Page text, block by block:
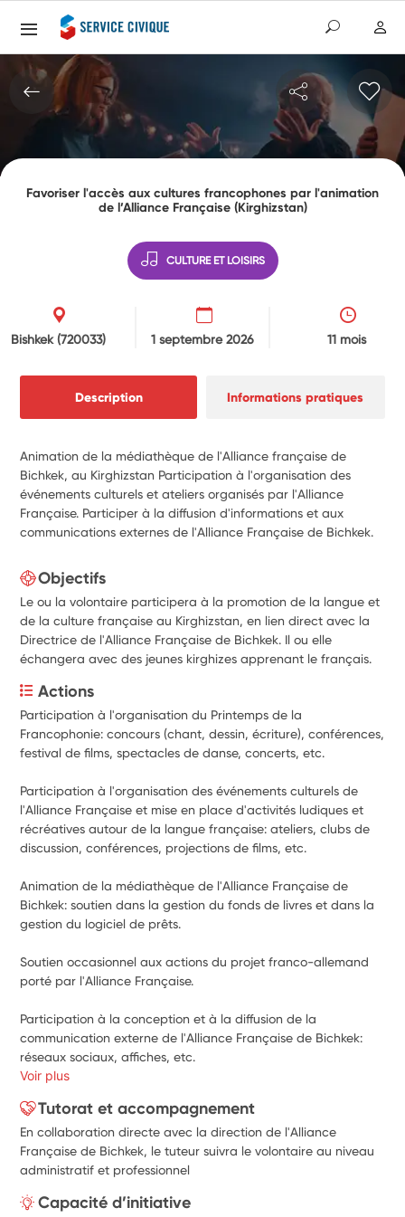
Favoriser l'accès aux cultures francophones par l'animation
de l’Alliance Française (Kirghizstan)
CULTURE ET LOISIRS
Bishkek(720033) 1 septembre 2026 11 mois
Description Informations pratiques
Animation de la médiathèque de l'Alliance française de
Bichkek, au Kirghizstan Participation à l'organisation des
événements culturels et ateliers organisés par l'Alliance
Française. Participer à la diffusion d'informations et aux
communications externes de l'Alliance Française de Bichkek.
Objectifs
Le ou la volontaire participera à la promotion de la langue et
de la culture française au Kirghizstan, en lien direct avec la
Directrice de l'Alliance Française de Bichkek. Il ou elle
échangera avec des jeunes kirghizes apprenant le français.
Actions
Participation à l'organisation du Printemps de la
Francophonie: concours (chant, dessin, écriture), conférences,
festival de films, spectacles de danse, concerts, etc.
Participation à l'organisation des événements culturels de
l'Alliance Française et mise en place d'activités ludiques et
récréatives autour de la langue française: ateliers, clubs de
discussion, conférences, projections de films, etc.
Animation de la médiathèque de l'Alliance Française de
Bichkek: soutien dans la gestion du fonds de livres et dans la
gestion du logiciel de prêts.
Soutien occasionnel aux actions du projet franco-allemand
porté par l'Alliance Française.
Participation à la conception et à la diffusion de la
communication externe de l'Alliance Française de Bichkek:
réseaux sociaux, affiches, etc.
Voir plus
Tutorat et accompagnement
En collaboration directe avec la direction de l'Alliance
Française de Bichkek, le tuteur suivra le volontaire au niveau
administratif et professionnel
Capacité d’initiative